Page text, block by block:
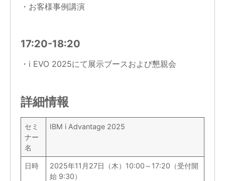
・お客様事例講演
17:20-18:20
・i EVO 2025にて展示ブースおよび懇親会
詳細情報
セミ
ナー
名
IBM i Advantage 2025
日時
2025年11月27日（木）10:00～17:20（受付開
始 9:30）